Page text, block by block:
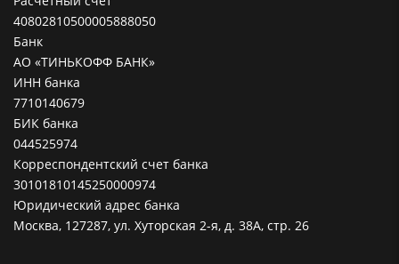
40802810500005888050
Банк
АО «ТИНЬКОФФ БАНК»
ИНН банка
7710140679
БИК банка
044525974
Корреспондентский счет банка
30101810145250000974
Юридический адрес банка
Москва, 127287, ул. Хуторская 2-я, д. 38А, стр. 26